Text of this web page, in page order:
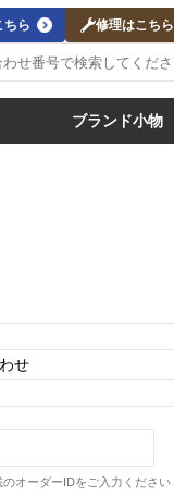
ちら 修理はこちら
ブランド小物
オーダーIDをご入力ください